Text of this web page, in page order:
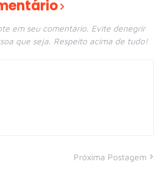
em seu comentário. Evite denegrir
que seja. Respeito acima de tudo!
Próxima Postagem